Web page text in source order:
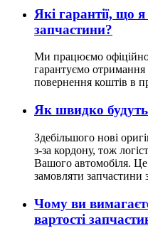
Які гарантії, що
запчастини?
Ми працюємо
гарантуємо отримання
повернення коштів в
Як швидко будуть
Здебільшого нові
з-за кордону, тож
Вашого автомобіля.
замовляти запчастини
Чому ви
вартості